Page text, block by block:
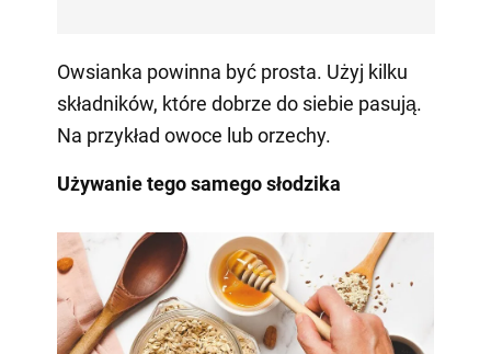
Owsianka powinna być prosta. Użyj kilku
składników, które dobrze do siebie pasują.
Na przykład owoce lub orzechy.
Używanie tego samego słodzika